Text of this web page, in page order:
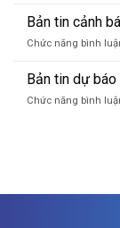
Bản tin cảnh
Chức năng bình
Bản tin dự
Chức năng bình